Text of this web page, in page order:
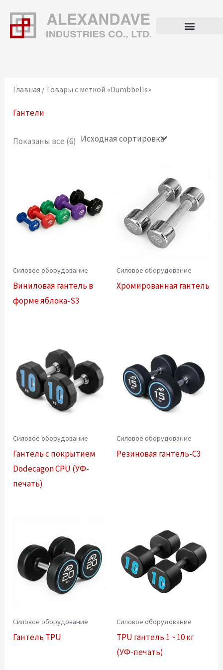
содержимому
Главная / Товары с меткой «Dumbbells»
Гантели
Показаны все (6)
Силовое оборудование
Виниловая гантель в
форме яблока-S3
Силовое оборудование
Хромированная гантель
Силовое оборудование
Гантель с покрытием
Dodecagon CPU (УФ-
печать)
Силовое оборудование
Резиновая гантель-C3
Силовое оборудование
Гантель TPU
Силовое оборудование
TPU гантель 1 ~ 10 кг
(УФ-печать)